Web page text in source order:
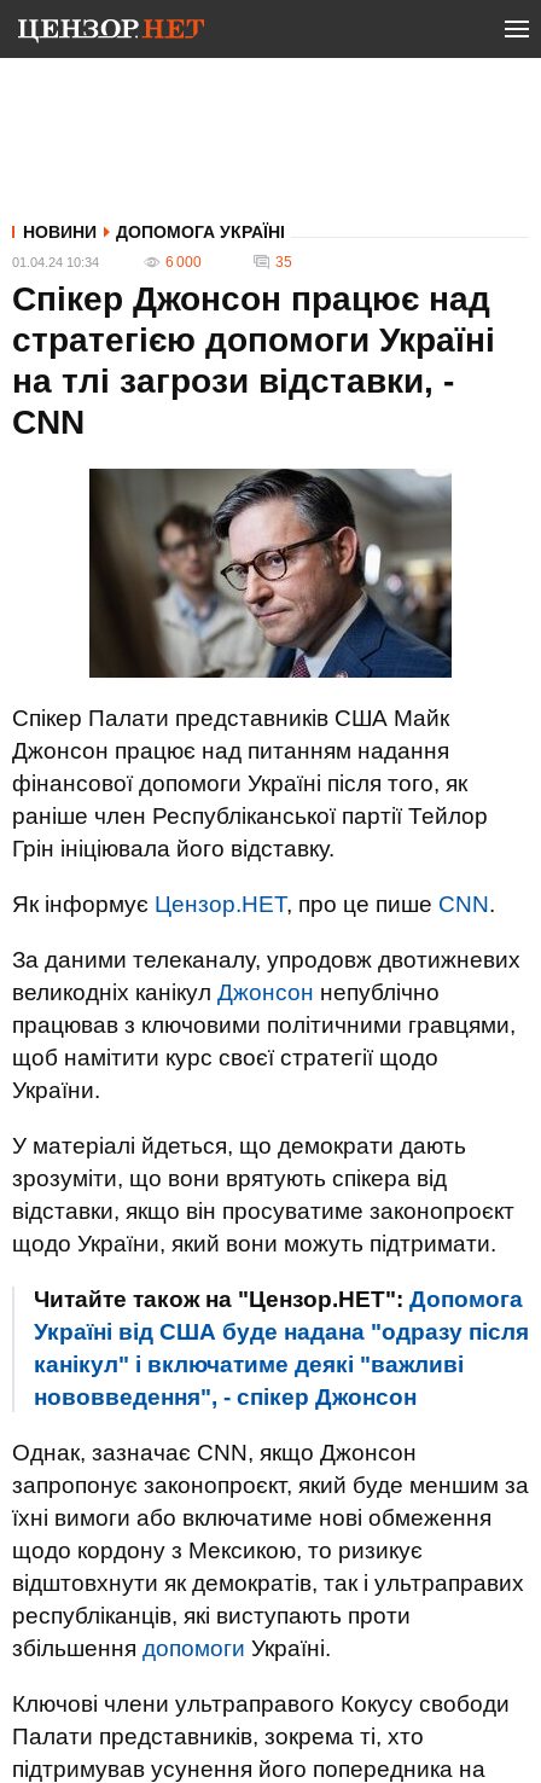
НОВИНИ ДОПОМОГА УКРАЇНІ
01.04.24 10:34 6 000 35
Спікер Джонсон працює над
стратегією допомоги Україні
на тлі загрози відставки, -
CNN
Спікер Палати представників США Майк
Джонсон працює над питанням надання
фінансової допомоги Україні після того, як
раніше член Республіканської партії Тейлор
Грін ініціювала його відставку.
Як інформує Цензор.НЕТ, про це пише CNN.
За даними телеканалу, упродовж двотижневих
великодніх канікул Джонсон непублічно
працював з ключовими політичними гравцями,
щоб намітити курс своєї стратегії щодо
України.
У матеріалі йдеться, що демократи дають
зрозуміти, що вони врятують спікера від
відставки, якщо він просуватиме законопроєкт
щодо України, який вони можуть підтримати.
Читайте також на "Цензор.НЕТ": Допомога
Україні від США буде надана "одразу після
канікул" і включатиме деякі "важливі
нововведення", - спікер Джонсон
Однак, зазначає CNN, якщо Джонсон
запропонує законопроєкт, який буде меншим за
їхні вимоги або включатиме нові обмеження
щодо кордону з Мексикою, то ризикує
відштовхнути як демократів, так і ультраправих
республіканців, які виступають проти
збільшення допомоги Україні.
Ключові члени ультраправого Кокусу свободи
Палати представників, зокрема ті, хто
підтримував усунення його попередника на